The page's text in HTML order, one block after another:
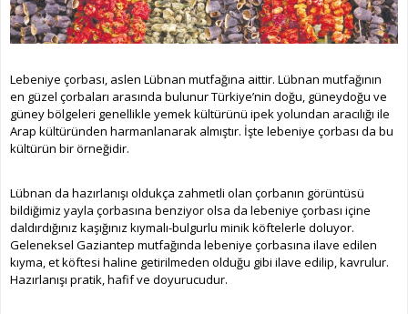
Lebeniye çorbası, aslen Lübnan mutfağına aittir. Lübnan mutfağının
en güzel çorbaları arasında bulunur Türkiye’nin doğu, güneydoğu ve
güney bölgeleri genellikle yemek kültürünü ipek yolundan aracılığı ile
Arap kültüründen harmanlanarak almıştır. İşte lebeniye çorbası da bu
kültürün bir örneğidir.
Lübnan da hazırlanışı oldukça zahmetli olan çorbanın görüntüsü
bildiğimiz yayla çorbasına benziyor olsa da lebeniye çorbası içine
daldırdığınız kaşığınız kıymalı-bulgurlu minik köftelerle doluyor.
Geleneksel Gaziantep mutfağında lebeniye çorbasına ilave edilen
kıyma, et köftesi haline getirilmeden olduğu gibi ilave edilip, kavrulur.
Hazırlanışı pratik, hafif ve doyurucudur.